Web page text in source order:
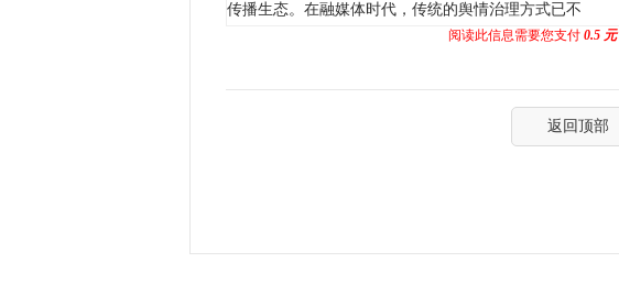
传播生态。在融媒体时代，传统的舆情治理方式已不
阅读此信息需要您支付 0.5 元
返回顶部